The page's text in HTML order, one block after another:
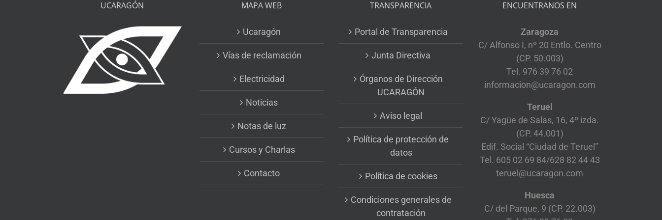
UCARAGÓN MAPA WEB
Ucaragón
Vías de reclamación
Electricidad
Noticias
Notas de luz
Cursos y Charlas
Contacto
TRANSPARENCIA
Portal de Transparencia
Junta Directiva
Órganos de Dirección
UCARAGÓN
Aviso legal
Política de protección de
datos
Política de cookies
Condiciones generales de
contratación
ENCUENTRANOS EN
Zaragoza
C/ Alfonso I, nº 20 Entlo. Centro
(CP. 50.003)
Tel. 976 39 76 02
informacion@ucaragon.com
Teruel
C/ Yagüe de Salas, 16, 4º izda.
(CP. 44.001)
Edif. Social “Ciudad de Teruel”
Tel. 605 02 69 84/628 82 44 43
teruel@ucaragon.com
Huesca
C/ del Parque, 9 (CP. 22.003)